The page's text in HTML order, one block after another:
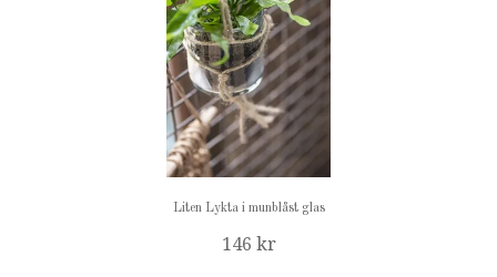
Liten Lykta i munblåst glas
146 kr